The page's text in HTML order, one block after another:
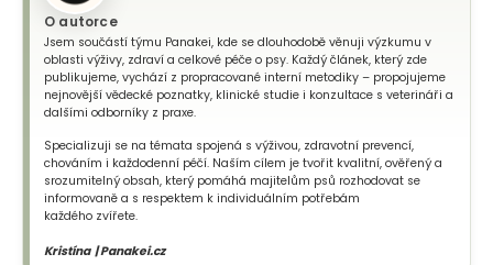
O autorce
Jsem součástí týmu Panakei, kde se dlouhodobě věnuji výzkumu v
oblasti výživy, zdraví a celkové péče o psy. Každý článek, který zde
publikujeme, vychází z propracované interní metodiky – propojujeme
nejnovější vědecké poznatky, klinické studie i konzultace s veterináři a
dalšími odborníky z praxe.
Specializuji se na témata spojená s výživou, zdravotní prevencí,
chováním i každodenní péčí. Naším cílem je tvořit kvalitní, ověřený a
srozumitelný obsah, který pomáhá majitelům psů rozhodovat se
informovaně a s respektem k individuálním potřebám
každého zvířete.
Kristína | Panakei.cz